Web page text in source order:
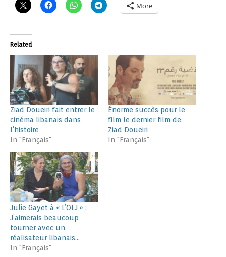
More
Related
Ziad Doueiri fait entrer le
cinéma libanais dans
l’histoire
In "Français"
Énorme succès pour le
film le dernier film de
Ziad Doueiri
In "Français"
Julie Gayet à « L’OLJ » :
J’aimerais beaucoup
tourner avec un
réalisateur libanais…
In "Français"